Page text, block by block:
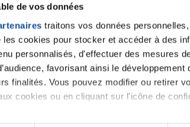
de vos données
traitons vos données
cookies pour stocker et accéder à des
personnalisés, d'effectuer des mesures
favorisant ainsi le
finalités. Vous pouvez modifier ou retirer
cookies ou en cliquant sur l'icône de
nous aimerions également :
annonce comme normal .
Citer